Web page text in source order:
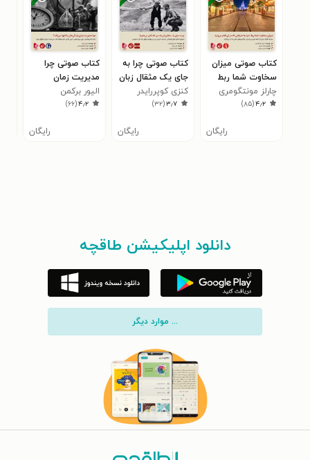
کتاب صوتی میزان
سخاوت شما ربط
دارد به خیابانی که
در آن قدم می زنید
چارلز مونتگومری
۴٫۲(۸۵)
رایگان
کتاب صوتی چرا به
جای یک مثقال زبان
یک من کله تکان
می‌دهیم؟
کنزی کوپررایدر
۳٫۷(۳۲)
رایگان
کتاب صوتی چرا
مدیریت زمان
زندگی‌مان را نابود
می‌کند؟
الیور برکمن
۴٫۲(۶۶)
رایگان
دانلود اپلیکیشن طاقچه
... موارد دیگر